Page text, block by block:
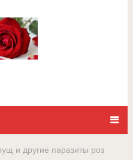
и другие паразиты роз
предложений по